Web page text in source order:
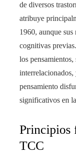
de diversos
atribuye
1960, aunque
cognitivas
los
pensamiento
significativos en
Principios
TCC